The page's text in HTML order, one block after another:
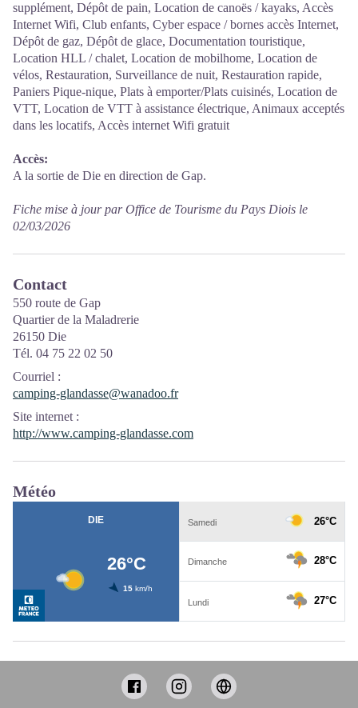
supplément, Dépôt de pain, Location de canoës / kayaks, Accès
Internet Wifi, Club enfants, Cyber espace / bornes accès Internet,
Dépôt de gaz, Dépôt de glace, Documentation touristique,
Location HLL / chalet, Location de mobilhome, Location de
vélos, Restauration, Surveillance de nuit, Restauration rapide,
Paniers Pique-nique, Plats à emporter/Plats cuisinés, Location de
VTT, Location de VTT à assistance électrique, Animaux acceptés
dans les locatifs, Accès internet Wifi gratuit
Accès:
A la sortie de Die en direction de Gap.
Fiche mise à jour par Office de Tourisme du Pays Diois le
02/03/2026
Contact
550 route de Gap
Quartier de la Maladrerie
26150 Die
Tél. 04 75 22 02 50
Courriel :
camping-glandasse@wanadoo.fr
Site internet :
http://www.camping-glandasse.com
Météo